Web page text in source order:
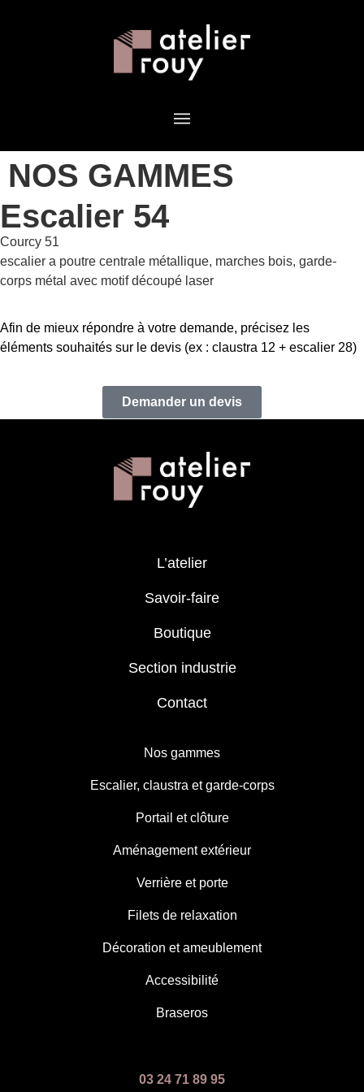
NOS GAMMES
Escalier 54
Courcy 51
escalier a poutre centrale métallique, marches bois, garde-
corps métal avec motif découpé laser
Afin de mieux répondre à votre demande, précisez les
éléments souhaités sur le devis (ex : claustra 12 + escalier 28)
Demander un devis
L’atelier
Savoir-faire
Boutique
Section industrie
Contact
Nos gammes
Escalier, claustra et garde-corps
Portail et clôture
Aménagement extérieur
Verrière et porte
Filets de relaxation
Décoration et ameublement
Accessibilité
Braseros
03 24 71 89 95